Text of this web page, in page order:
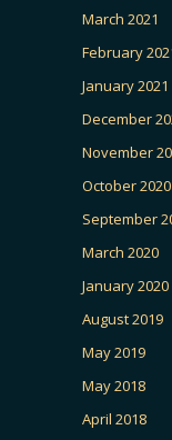
March 2021
February
January 2021
December
November
October 2020
September
March 2020
January 2020
August 2019
May 2019
May 2018
April 2018